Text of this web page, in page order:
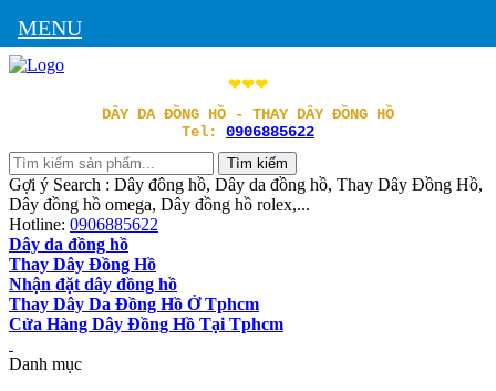
❤❤❤
DÂY DA ĐỒNG HỒ - THAY DÂY ĐỒNG HỒ
Tel: 0906885622
Gợi ý Search : Dây đông hồ, Dây da đồng hồ, Thay Dây Đồng Hồ,
Dây đồng hồ omega, Dây đồng hồ rolex,...
Hotline: 0906885622
Dây da đồng hồ
Thay Dây Đồng Hồ
Nhận đặt dây đồng hồ
Thay Dây Da Đồng Hồ Ở Tphcm
Cửa Hàng Dây Đồng Hồ Tại Tphcm
Danh mục
MENU